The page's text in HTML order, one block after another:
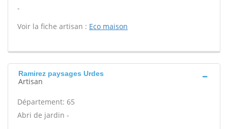
-
Voir la fiche artisan : Eco maison
Ramirez paysages Urdes
Artisan
Département: 65
Abri de jardin -